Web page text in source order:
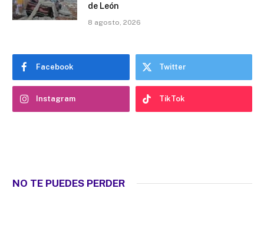
de León
8 agosto, 2026
Facebook Twitter
Instagram TikTok
NO TE PUEDES PERDER